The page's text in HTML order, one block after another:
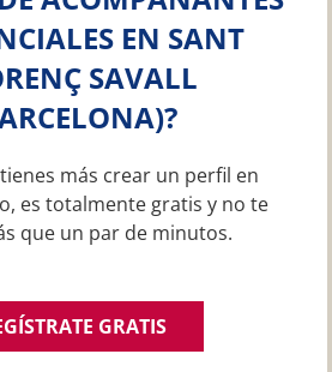
EN SANT
SAVALL
más crear un perfil en
es totalmente gratis y no te
que un par de minutos.
GRATIS